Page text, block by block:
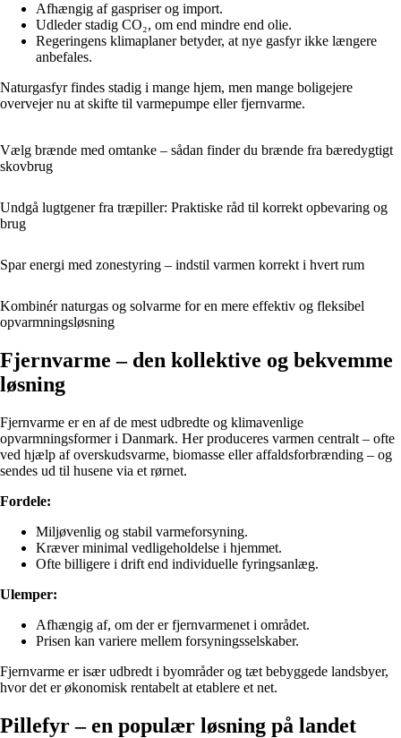
Afhængig af gaspriser og import.
Udleder stadig CO₂, om end mindre end olie.
Regeringens klimaplaner betyder, at nye gasfyr ikke længere
anbefales.
Naturgasfyr findes stadig i mange hjem, men mange boligejere
overvejer nu at skifte til varmepumpe eller fjernvarme.
Vælg brænde med omtanke – sådan finder du brænde fra bæredygtigt
skovbrug
Undgå lugtgener fra træpiller: Praktiske råd til korrekt opbevaring og
brug
Spar energi med zonestyring – indstil varmen korrekt i hvert rum
Kombinér naturgas og solvarme for en mere effektiv og fleksibel
opvarmningsløsning
Fjernvarme – den kollektive og bekvemme
løsning
Fjernvarme er en af de mest udbredte og klimavenlige
opvarmningsformer i Danmark. Her produceres varmen centralt – ofte
ved hjælp af overskudsvarme, biomasse eller affaldsforbrænding – og
sendes ud til husene via et rørnet.
Fordele:
Miljøvenlig og stabil varmeforsyning.
Kræver minimal vedligeholdelse i hjemmet.
Ofte billigere i drift end individuelle fyringsanlæg.
Ulemper:
Afhængig af, om der er fjernvarmenet i området.
Prisen kan variere mellem forsyningsselskaber.
Fjernvarme er især udbredt i byområder og tæt bebyggede landsbyer,
hvor det er økonomisk rentabelt at etablere et net.
Pillefyr – en populær løsning på landet